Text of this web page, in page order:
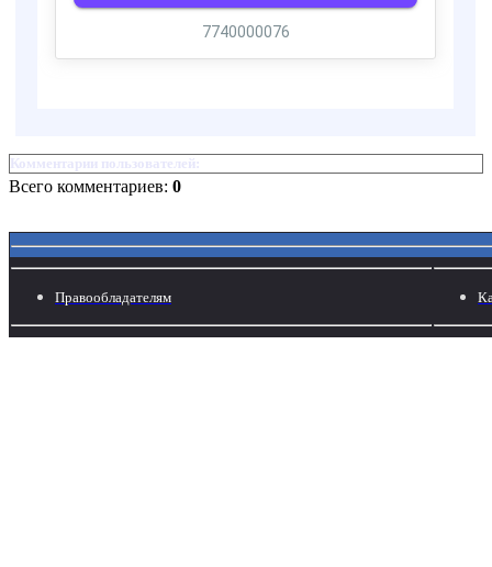
Комментарии пользователей:
Всего комментариев: 0
Правообладателям